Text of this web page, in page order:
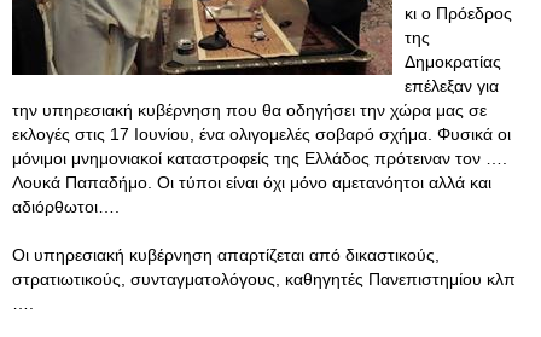
κι ο Πρόεδρος
της
Δημοκρατίας
επέλεξαν για
την υπηρεσιακή κυβέρνηση που θα οδηγήσει την χώρα μας σε
εκλογές στις 17 Ιουνίου, ένα ολιγομελές σοβαρό σχήμα. Φυσικά οι
μόνιμοι μνημονιακοί καταστροφείς της Ελλάδος πρότειναν τον ….
Λουκά Παπαδήμο. Οι τύποι είναι όχι μόνο αμετανόητοι αλλά και
αδιόρθωτοι….
Οι υπηρεσιακή κυβέρνηση απαρτίζεται από δικαστικούς,
στρατιωτικούς, συνταγματολόγους, καθηγητές Πανεπιστημίου κλπ